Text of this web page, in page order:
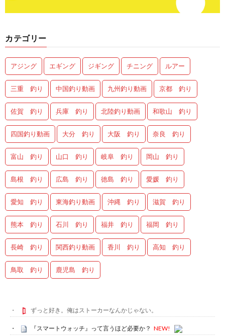
カテゴリー
アジング エギング ジギング チニング ルアー
三重 釣り 中国釣り動画 九州釣り動画 京都 釣り
佐賀 釣り 兵庫 釣り 北陸釣り動画 和歌山 釣り
四国釣り動画 大分 釣り 大阪 釣り 奈良 釣り
富山 釣り 山口 釣り 岐阜 釣り 岡山 釣り
島根 釣り 広島 釣り 徳島 釣り 愛媛 釣り
愛知 釣り 東海釣り動画 沖縄 釣り 滋賀 釣り
熊本 釣り 石川 釣り 福井 釣り 福岡 釣り
長崎 釣り 関西釣り動画 香川 釣り 高知 釣り
鳥取 釣り 鹿児島 釣り
ずっと好き。俺はストーカーなんかじゃない。
『スマートウォッチ』って言うほど必要か？ NEW!